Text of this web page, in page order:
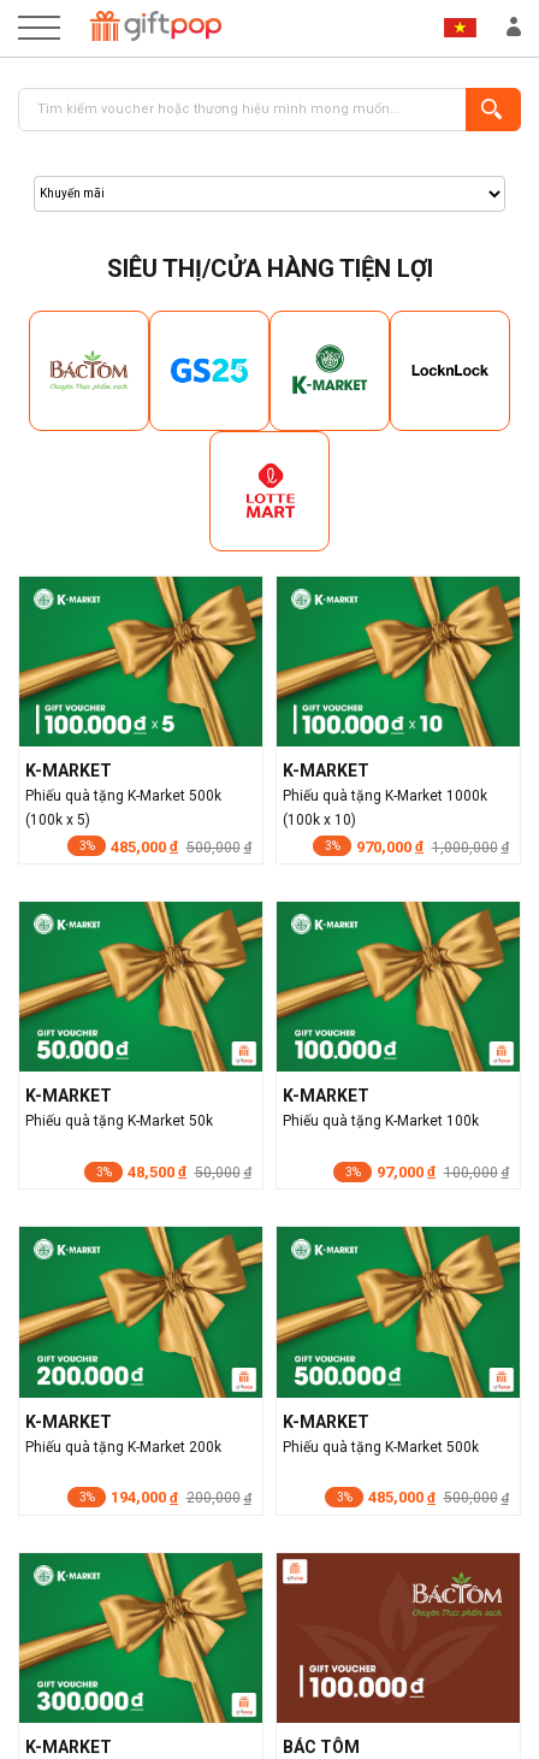
SIÊU THỊ/CỬA HÀNG TIỆN LỢI
K-MARKET
Phiếu quà tặng K-Market 500k
(100k x 5)
3% 485,000 đ 500,000 đ
K-MARKET
Phiếu quà tặng K-Market 1000k
(100k x 10)
3% 970,000 đ 1,000,000 đ
K-MARKET
Phiếu quà tặng K-Market 50k
3% 48,500 đ 50,000 đ
K-MARKET
Phiếu quà tặng K-Market 100k
3% 97,000 đ 100,000 đ
K-MARKET
Phiếu quà tặng K-Market 200k
3% 194,000 đ 200,000 đ
K-MARKET
Phiếu quà tặng K-Market 500k
3% 485,000 đ 500,000 đ
K-MARKET BÁC TÔM